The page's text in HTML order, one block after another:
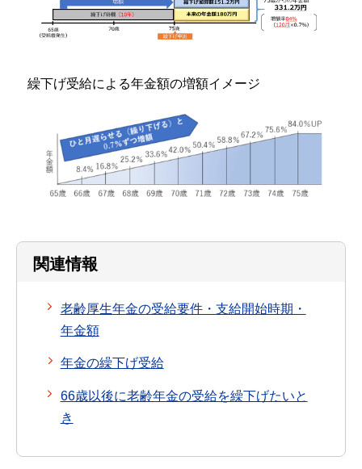
繰下げ受給による年金額の増額イメージ
関連情報
老齢厚生年金の受給要件・支給開始時期・
年金額
年金の繰下げ受給
66歳以後に老齢年金の受給を繰下げたいと
き